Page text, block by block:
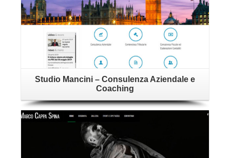
Studio Mancini – Consulenza Aziendale e
Coaching
Vai